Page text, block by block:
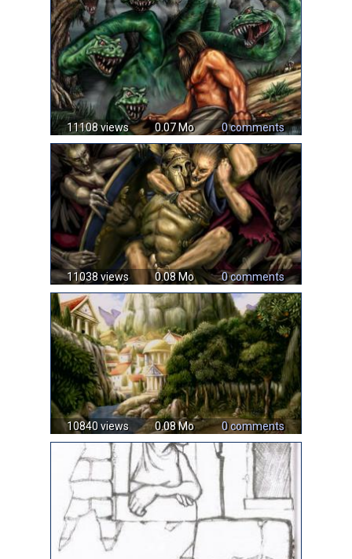
11108 views 0.07 Mo 0 comments
11038 views 0.08 Mo 0 comments
10840 views 0.08 Mo 0 comments